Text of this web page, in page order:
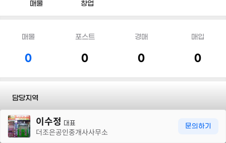
매물 창업
매물
0
포스트
0
경매
0
매입
0
담당지역
전화 이수정 대표
더조은공인중개사사무소
문의하기